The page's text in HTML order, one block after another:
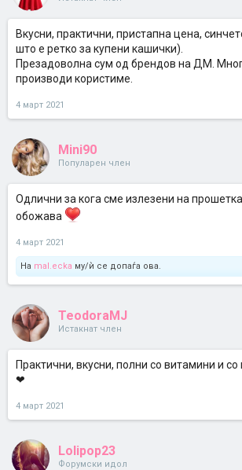
Вкусни, практични, пристапна цена,
што е ретко за купени кашички).
Презадоволна сум од брендов на ДМ.
производи користиме.
4 март 2021
Mini90
Популарен член
Одлични за кога сме излезени на
обожава
4 март 2021
На mal.ecka му/ѝ се допаѓа ова.
TeodoraMJ
Истакнат член
Практични, вкусни, полни со витамини и
❤
4 март 2021
Lolipop23
Форумски идол